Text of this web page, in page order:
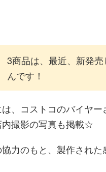
3商品は、最近、新発
んです！
、コストコのバイヤー
内撮影の写真も掲載☆
力のもと、製作された